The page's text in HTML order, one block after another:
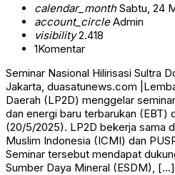
calendar_monthSabtu, 24
account_circleAdmin
visibility2.418
1Komentar
Seminar Nasional Hilirisasi Sultra
Jakarta, duasatunews.com
Daerah (LP2D) menggelar
dan energi baru terbarukan (EBT)
(20/5/2025). LP2D bekerja sama
Muslim Indonesia (ICMI) dan
Seminar tersebut mendapat
Sumber Daya Mineral (ESDM), […]